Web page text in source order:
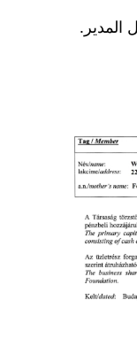
المدير.